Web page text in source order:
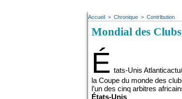
Accueil > Chronique > Contribution
Mondial des
É tats-Unis
la Coupe du monde des
l’un des cinq arbitres
États-Unis